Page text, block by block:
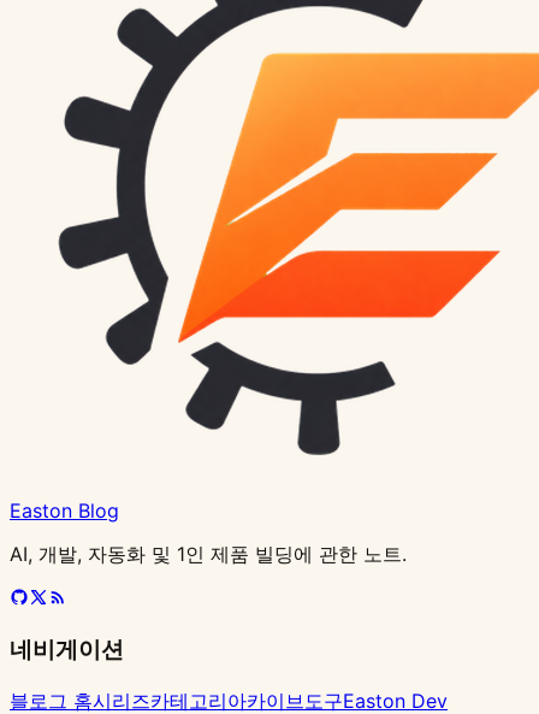
Easton Blog
AI, 개발, 자동화 및 1인 제품 빌딩에 관한 노트.
네비게이션
블로그 홈시리즈카테고리아카이브 도구Easton Dev